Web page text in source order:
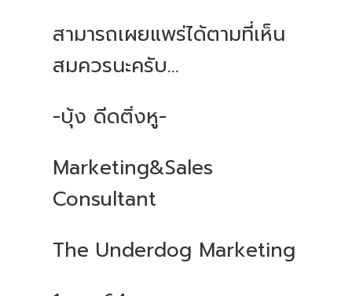
สามารถเผยแพร่ได้ตามที่เห็น
สมควรนะครับ...
-บุ้ง ดีดติ่งหู-
Marketing&Sales
Consultant
The Underdog Marketing